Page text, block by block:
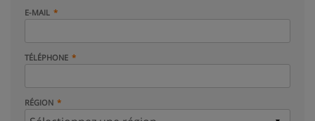
E-MAIL
TÉLÉPHONE
RÉGION